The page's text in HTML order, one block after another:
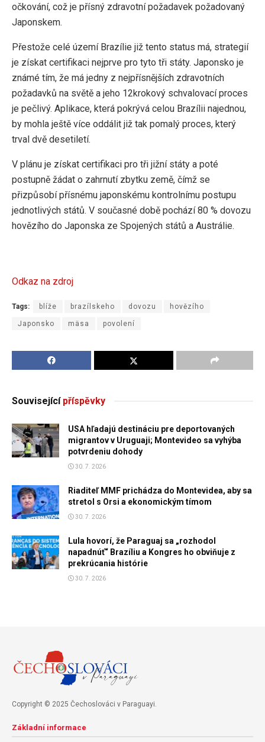
očkování, což je přísný zdravotní požadavek požadovaný
Japonskem.
Přestože celé území Brazílie již tento status má, strategií
je získat certifikaci nejprve pro tyto tři státy. Japonsko je
známé tím, že má jedny z nejpřísnějších zdravotních
požadavků na světě a jeho 12krokový schvalovací proces
je pečlivý. Aplikace, která pokrývá celou Brazílii najednou,
by mohla ještě více oddálit již tak pomalý proces, který
trval dvě desetiletí.
V plánu je získat certifikaci pro tři jižní státy a poté
postupně žádat o zahrnutí zbytku země, čímž se
přizpůsobí přísnému japonskému kontrolnímu postupu
jednotlivých států. V současné době pochází 80 % dovozu
hovězího do Japonska ze Spojených států a Austrálie.
Odkaz na zdroj
Tags: blíže brazílskeho dovozu hovězího
Japonsko mäsa povolení
Souvisejícípříspěvky
USA hľadajú destináciu pre deportovaných
migrantov v Uruguaji; Montevideo sa vyhýba
potvrdeniu dohody
30. 7. 2026
Riaditeľ MMF prichádza do Montevidea, aby sa
stretol s Orsi a ekonomickým tímom
30. 7. 2026
Lula hovorí, že Paraguaj sa „rozhodol
napadnúť“ Brazíliu a Kongres ho obviňuje z
prekrúcania histórie
30. 7. 2026
Copyright © 2025 Čechoslováci v Paraguayi.
Základní informace